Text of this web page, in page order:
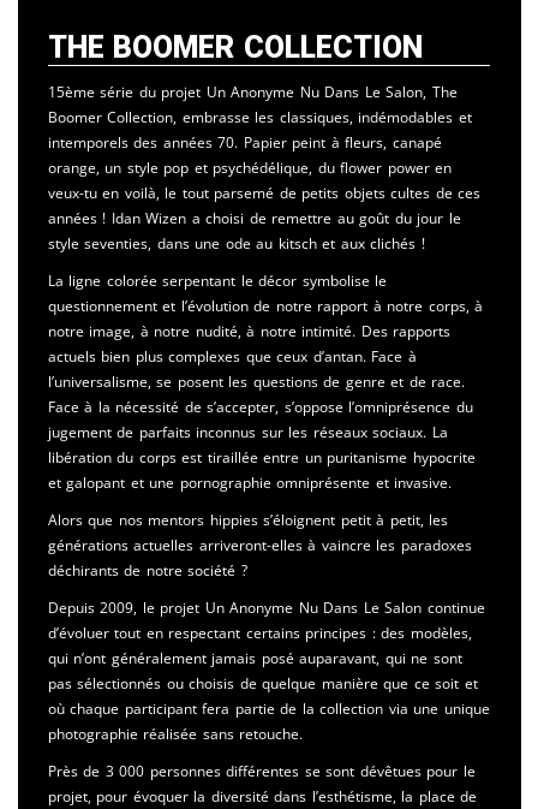
The Boomer Collection
15ème série du projet Un Anonyme Nu Dans Le Salon, The
Boomer Collection, embrasse les classiques, indémodables et
intemporels des années 70. Papier peint à fleurs, canapé
orange, un style pop et psychédélique, du flower power en
veux-tu en voilà, le tout parsemé de petits objets cultes de ces
années ! Idan Wizen a choisi de remettre au goût du jour le
style seventies, dans une ode au kitsch et aux clichés !
La ligne colorée serpentant le décor symbolise le
questionnement et l’évolution de notre rapport à notre corps, à
notre image, à notre nudité, à notre intimité. Des rapports
actuels bien plus complexes que ceux d’antan. Face à
l’universalisme, se posent les questions de genre et de race.
Face à la nécessité de s’accepter, s’oppose l’omniprésence du
jugement de parfaits inconnus sur les réseaux sociaux. La
libération du corps est tiraillée entre un puritanisme hypocrite
et galopant et une pornographie omniprésente et invasive.
Alors que nos mentors hippies s’éloignent petit à petit, les
générations actuelles arriveront-elles à vaincre les paradoxes
déchirants de notre société ?
Depuis 2009, le projet Un Anonyme Nu Dans Le Salon continue
d’évoluer tout en respectant certains principes : des modèles,
qui n’ont généralement jamais posé auparavant, qui ne sont
pas sélectionnés ou choisis de quelque manière que ce soit et
où chaque participant fera partie de la collection via une unique
photographie réalisée sans retouche.
Près de 3 000 personnes différentes se sont dévêtues pour le
projet, pour évoquer la diversité dans l’esthétisme, la place de